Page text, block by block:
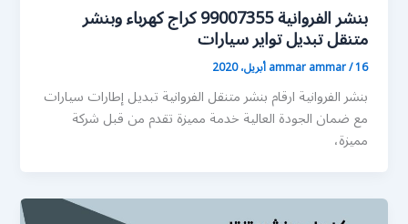
بنشر الفروانية 99007355 كراج كهرباء وبنشر
متنقل تبديل تواير سيارات
ammar ammar/16 أبريل، 2020
بنشر الفروانية ارقام بنشر متنقل الفروانية تبديل إطارات سيارات
مع ضمان الجودة العالية خدمة مميزة تقدم من قبل شركة
مميزة،